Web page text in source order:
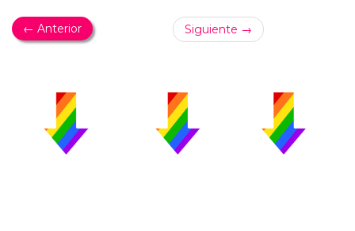
← Anterior Siguiente →